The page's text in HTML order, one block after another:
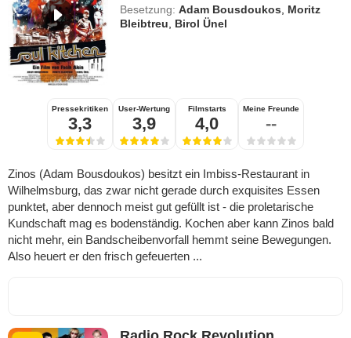
Besetzung: Adam Bousdoukos
Moritz
Bleibtreu
Birol Ünel
Pressekritiken
3,3
User-Wertung
3,9
Filmstarts
4,0
Meine Freunde
--
Zinos (Adam Bousdoukos) besitzt ein Imbiss-Restaurant in
Wilhelmsburg, das zwar nicht gerade durch exquisites Essen
punktet, aber dennoch meist gut gefüllt ist - die proletarische
Kundschaft mag es bodenständig. Kochen aber kann Zinos bald
nicht mehr, ein Bandscheibenvorfall hemmt seine Bewegungen.
Also heuert er den frisch gefeuerten ...